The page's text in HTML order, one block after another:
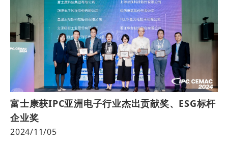
富士康获IPC亚洲电子行业杰出贡献奖、ESG标杆
企业奖
2024/11/05